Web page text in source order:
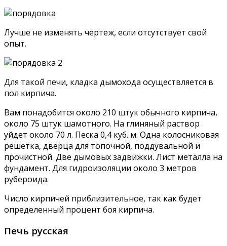
Лучше не изменять чертеж, если отсутствует свой
опыт.
Для такой печи, кладка дымохода осуществляется в
пол кирпича.
Вам понадобится около 210 штук обычного кирпича,
около 75 штук шамотного. На глиняный раствор
уйдет около 70 л. Песка 0,4 куб. м. Одна колосниковая
решетка, дверца для топочной, поддувальной и
прочистной. Две дымовых задвижки. Лист металла на
фундамент. Для гидроизоляции около 3 метров
рубероида.
Число кирпичей приблизительное, так как будет
определенный процент боя кирпича.
Печь русская